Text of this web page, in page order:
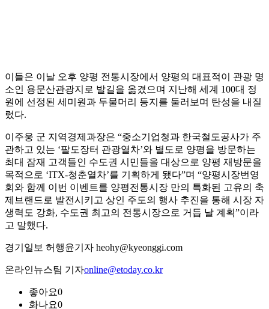
이들은 이날 오후 양평 전통시장에서 양평의 대표적이 관광 명
소인 용문산관광지로 발길을 옮겼으며 지난해 세계 100대 정
원에 선정된 세미원과 두물머리 등지를 둘러보며 탄성을 내질
렀다.
이주웅 군 지역경제과장은 “중소기업청과 한국철도공사가 주
관하고 있는 ‘팔도장터 관광열차’와 별도로 양평을 방문하는
최대 잠재 고객들인 수도권 시민들을 대상으로 양평 재방문을
목적으로 ‘ITX-청춘열차’를 기획하게 됐다”며 “양평시장번영
회와 함께 이번 이벤트를 양평전통시장 만의 특화된 고유의 축
제브랜드로 발전시키고 상인 주도의 행사 추진을 통해 시장 자
생력도 강화, 수도권 최고의 전통시장으로 거듭 날 계획”이라
고 말했다.
경기일보 허행윤기자 heohy@kyeonggi.com
온라인뉴스팀 기자online@etoday.co.kr
좋아요0
화나요0